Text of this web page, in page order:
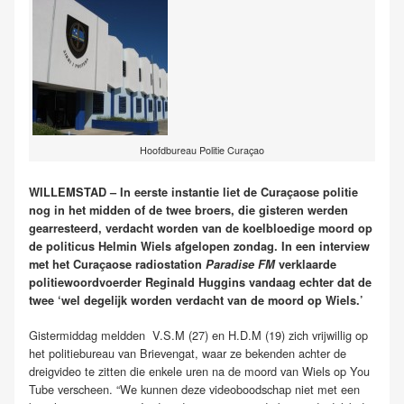
Hoofdbureau Politie Curaçao
WILLEMSTAD – In eerste instantie liet de Curaçaose politie
nog in het midden of de twee broers, die gisteren werden
gearresteerd, verdacht worden van de koelbloedige moord op
de politicus Helmin Wiels afgelopen zondag. In een interview
met het Curaçaose radiostation Paradise FMverklaarde
politiewoordvoerder Reginald Huggins vandaag echter dat de
twee ‘wel degelijk worden verdacht van de moord op Wiels.’
Gistermiddag meldden V.S.M (27) en H.D.M (19) zich vrijwillig op
het politiebureau van Brievengat, waar ze bekenden achter de
dreigvideo te zitten die enkele uren na de moord van Wiels op You
Tube verscheen. “We kunnen deze videoboodschap niet met een